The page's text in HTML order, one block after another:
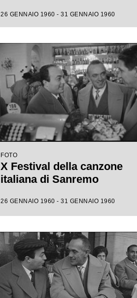
prove della X edizione
26 GENNAIO 1960 - 31 GENNAIO 1960
FOTO
X Festival della canzone
italiana di Sanremo
26 GENNAIO 1960 - 31 GENNAIO 1960